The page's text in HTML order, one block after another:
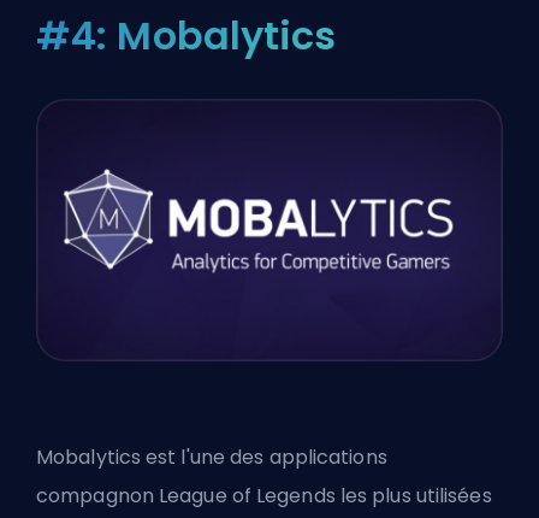
#4: Mobalytics
Mobalytics est l'une des applications
compagnon League of Legends les plus utilisées